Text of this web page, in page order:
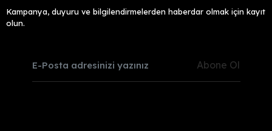
Kampanya, duyuru ve bilgilendirmelerden haberdar olmak için kayıt
olun.
Abone Ol